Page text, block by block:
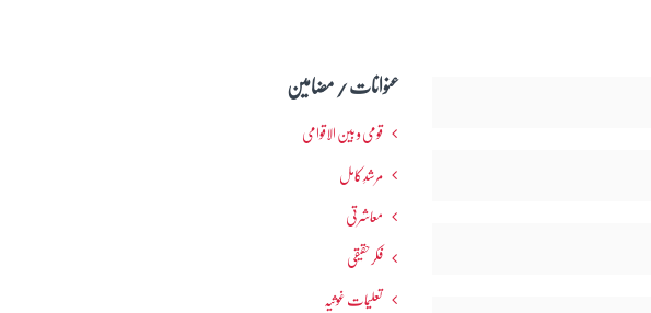
عنوانات / مضامین
قومی و بین الاقوامی
مرشدِ کامل
معاشرتی
فکرحقیقی
تعلیمات غوثیہ